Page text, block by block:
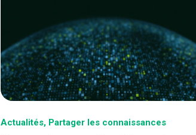
Actualités Partager les connaissances